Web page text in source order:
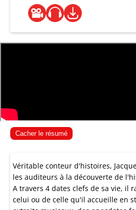
Cacher le résumé
Véritable conteur d'histoires,
les auditeurs à la découverte de
A travers 4 dates clefs de sa vie, il
celui ou de celle qu'il accueille en